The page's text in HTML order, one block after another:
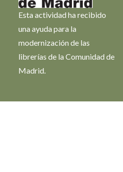
Esta actividad ha recibido
una ayuda para la
modernización de las
librerías de la Comunidad de
Madrid.